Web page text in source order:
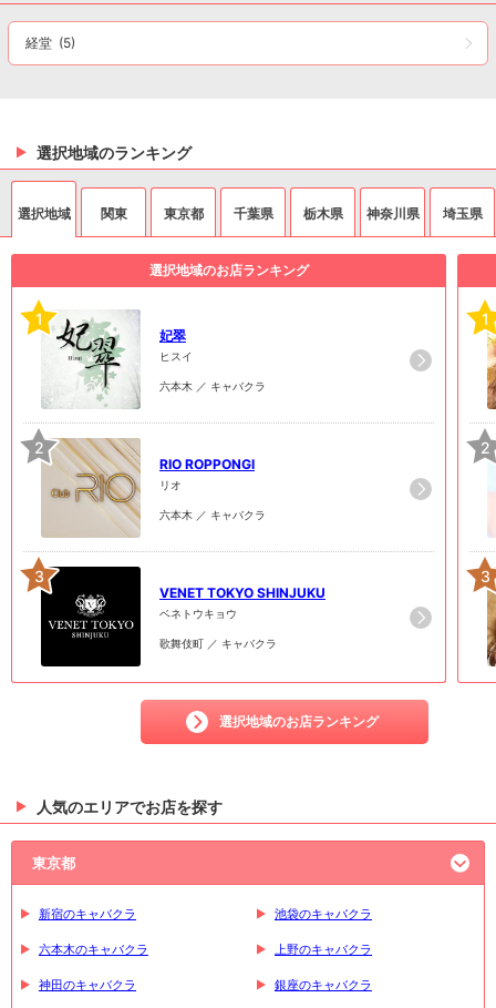
経堂 (5)
選択地域のランキング
選択地域 関東 東京都 千葉県 栃木県 神奈川県 埼玉県
選択地域のお店ランキング
1
妃翠
ヒスイ
六本木 ／ キャバクラ
2
RIO ROPPONGI
リオ
六本木 ／ キャバクラ
3
VENET TOKYO SHINJUKU
ベネトウキョウ
歌舞伎町 ／ キャバクラ
選択地域のお店ランキング
1
2
3
人気のエリアでお店を探す
東京都
新宿のキャバクラ 池袋のキャバクラ
六本木のキャバクラ 上野のキャバクラ
神田のキャバクラ 銀座のキャバクラ